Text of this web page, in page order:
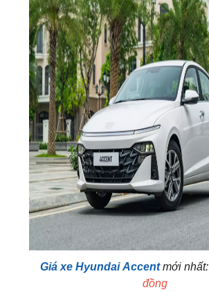
Giá xe Hyundai Accentmới nhất:
đồng